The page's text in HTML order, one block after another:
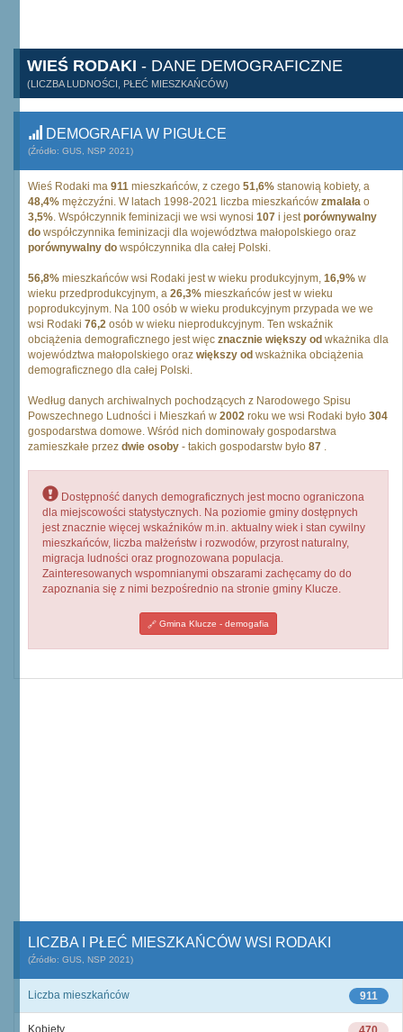
WIEŚ RODAKI - DANE DEMOGRAFICZNE
(LICZBA LUDNOŚCI, PŁEĆ MIESZKAŃCÓW)
DEMOGRAFIA W PIGUŁCE
(Źródło: GUS, NSP 2021)
Wieś Rodaki ma 911 mieszkańców, z czego 51,6% stanowią kobiety, a
48,4% mężczyźni. W latach 1998-2021 liczba mieszkańców zmalała o
3,5%. Współczynnik feminizacji we wsi wynosi 107 i jestporównywalny
do współczynnika feminizacji dla województwa małopolskiego oraz
porównywalny do współczynnika dla całej Polski.
56,8% mieszkańców wsi Rodaki jest w wieku produkcyjnym, 16,9% w
wieku przedprodukcyjnym, a 26,3% mieszkańców jest w wieku
poprodukcyjnym. Na 100 osób w wieku produkcyjnym przypada we we
wsi Rodaki 76,2 osób w wieku nieprodukcyjnym. Ten wskaźnik
obciążenia demograficznego jest więc znacznie większy od wkażnika dla
województwa małopolskiego oraz większy od wskażnika obciążenia
demograficznego dla całej Polski.
Według danych archiwalnych pochodzących z Narodowego Spisu
Powszechnego Ludności i Mieszkań w 2002 roku we wsi Rodaki było 304
gospodarstwa domowe. Wśród nich dominowały gospodarstwa
zamieszkałe przez dwie osoby - takich gospodarstw było 87 .
Dostępność danych demograficznych jest mocno ograniczona
dla miejscowości statystycznych. Na poziomie gminy dostępnych
jest znacznie więcej wskaźników m.in. aktualny wiek i stan cywilny
mieszkańców, liczba małżeństw i rozwodów, przyrost naturalny,
migracja ludności oraz prognozowana populacja.
Zainteresowanych wspomnianymi obszarami zachęcamy do do
zapoznania się z nimi bezpośrednio na stronie gminy Klucze.
Gmina Klucze - demogafia
LICZBA I PŁEĆ MIESZKAŃCÓW WSI RODAKI
(Źródło: GUS, NSP 2021)
911
Liczba mieszkańców
Kobiety